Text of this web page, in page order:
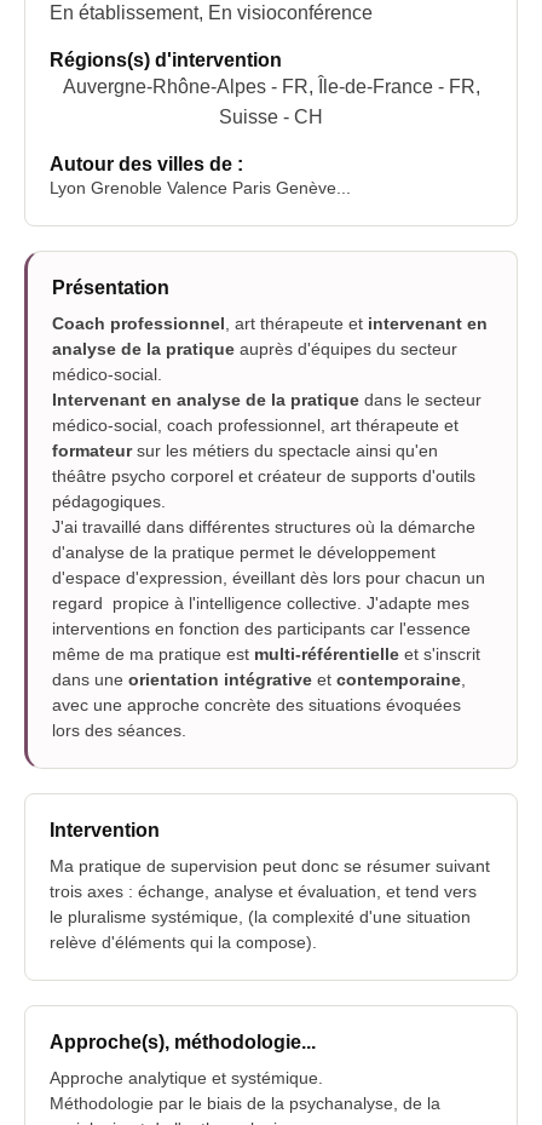
En établissement, En visioconférence
Régions(s) d'intervention
Auvergne-Rhône-Alpes - FR, Île-de-France - FR,
Suisse - CH
Autour des villes de :
Lyon Grenoble Valence Paris Genève...
Présentation
Coach professionnel , art thérapeute et intervenant en
analyse de la pratique auprès d'équipes du secteur
médico-social.
Intervenant en analyse de la pratique dans le secteur
médico-social, coach professionnel, art thérapeute et
formateursur les métiers du spectacle ainsi qu'en
théâtre psycho corporel et créateur de supports d'outils
pédagogiques.
J'ai travaillé dans différentes structures où la démarche
d'analyse de la pratique permet le développement
d'espace d'expression, éveillant dès lors pour chacun un
regard propice à l'intelligence collective. J'adapte mes
interventions en fonction des participants car l'essence
même de ma pratique est multi-référentielle et s'inscrit
dans une orientation intégrative et contemporaine
avec une approche concrète des situations évoquées
lors des séances.
Intervention
Ma pratique de supervision peut donc se résumer suivant
trois axes : échange, analyse et évaluation, et tend vers
le pluralisme systémique, (la complexité d'une situation
relève d'éléments qui la compose).
Approche(s), méthodologie...
Approche analytique et systémique.
Méthodologie par le biais de la psychanalyse, de la